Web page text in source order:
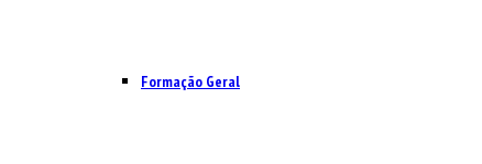
Formação Geral